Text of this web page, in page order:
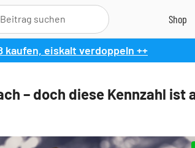
kaufen, eiskalt verdoppeln ++
– doch diese Kennzahl ist